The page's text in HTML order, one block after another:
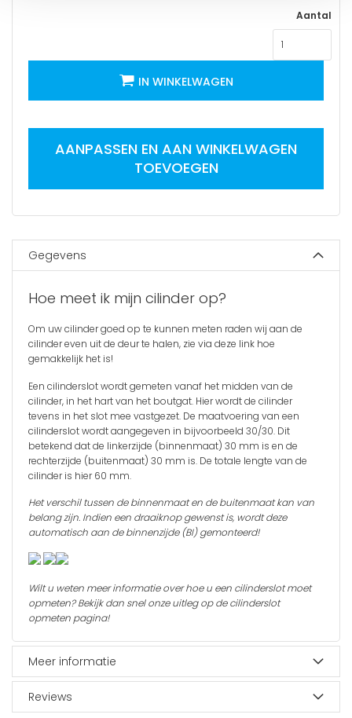
Aantal
IN WINKELWAGEN
AANPASSEN EN AAN WINKELWAGEN
TOEVOEGEN
Gegevens
Hoe meet ik mijn cilinder op?
Om uw cilinder goed op te kunnen meten raden wij aan de
cilinder even uit de deur te halen, zie via deze link hoe
gemakkelijk het is!
Een cilinderslot wordt gemeten vanaf het midden van de
cilinder, in het hart van het boutgat. Hier wordt de cilinder
tevens in het slot mee vastgezet. De maatvoering van een
cilinderslot wordt aangegeven in bijvoorbeeld 30/30. Dit
betekend dat de linkerzijde (binnenmaat) 30 mm is en de
rechterzijde (buitenmaat) 30 mm is. De totale lengte van de
cilinder is hier 60 mm.
Het verschil tussen de binnenmaat en de buitenmaat kan van
belang zijn. Indien een draaiknop gewenst is, wordt deze
automatisch aan de binnenzijde (BI) gemonteerd!
Wilt u weten meer informatie over hoe u een cilinderslot moet
opmeten? Bekijk dan snel onze uitleg op decilinderslot
opmeten pagina!
Meer informatie
Reviews